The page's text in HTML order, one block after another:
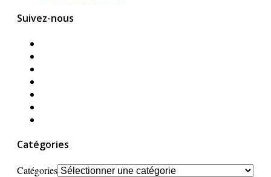
Suivez-nous
Catégories
Catégories